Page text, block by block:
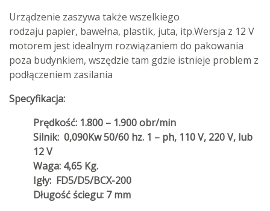
Urządzenie zaszywa także wszelkiego
rodzaju papier, bawełna, plastik, juta, itp.Wersja z 12 V
motorem jest idealnym rozwiązaniem do pakowania
poza budynkiem, wszędzie tam gdzie istnieje problem z
podłączeniem zasilania
Specyfikacja:
Prędkość: 1.800 – 1.900 obr/min
Silnik: 0,090Kw 50/60 hz. 1 – ph, 110 V, 220 V, lub
12 V
Waga: 4,65 Kg.
Igły: FD5/D5/BCX-200
Długość ściegu: 7 mm